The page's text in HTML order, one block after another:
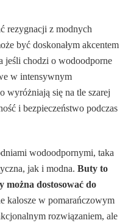
rezygnacji z modnych
być doskonałym akcentem
jeśli chodzi o wodoodporne
w intensywnym
wyróżniają się na tle szarej
i bezpieczeństwo podczas
wodoodpornymi, taka
jak i modna. Buty to
można dostosować do
kalosze w pomarańczowym
rozwiązaniem, ale